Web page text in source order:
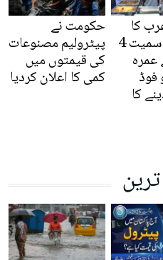
کا
پاکستان سمیت 4
عمرہ
فوڈ
کا
حکومت نے
پیٹرولیم مصنوعات
کی قیمتوں میں
کمی کا اعلان کردیا